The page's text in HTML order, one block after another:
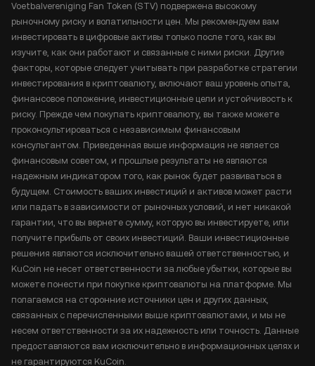
Voetbalvereniging Fan Token (STV) подвержена высокому
рыночному риску и волатильности цен. Мы рекомендуем вам
инвестировать в цифровые активы только после того, как вы
изучите, как они работают и связанные с ними риски. Другие
факторы, которые следует учитывать при разработке стратегии
инвестирования в криптовалюту, включают ваш уровень опыта,
финансовое положение, инвестиционные цели и устойчивость к
риску. Прежде чем покупать криптовалюту, вы также можете
проконсультироваться с независимым финансовым
консультантом. Приведенная выше информация не является
финансовым советом, и прошлые результаты не являются
надежным индикатором того, как рынок будет развиваться в
будущем. Стоимость ваших инвестиций и активов может расти
или падать в зависимости от рыночных условий, и нет никакой
гарантии, что вы вернете сумму, которую вы инвестируете, или
получите прибыль от своих инвестиций. Ваши инвестиционные
решения являются исключительно вашей ответственностью, и
KuCoin не несет ответственности за любые убытки, которые вы
можете понести при покупке криптовалюты на платформе. Мы
полагаемся на сторонние источники цен и других данных,
связанных с перечисленными выше криптовалютами, и мы не
несем ответственности за их надежность или точность. Данные
предоставляются вам исключительно в информационных целях и
не гарантируются KuCoin.